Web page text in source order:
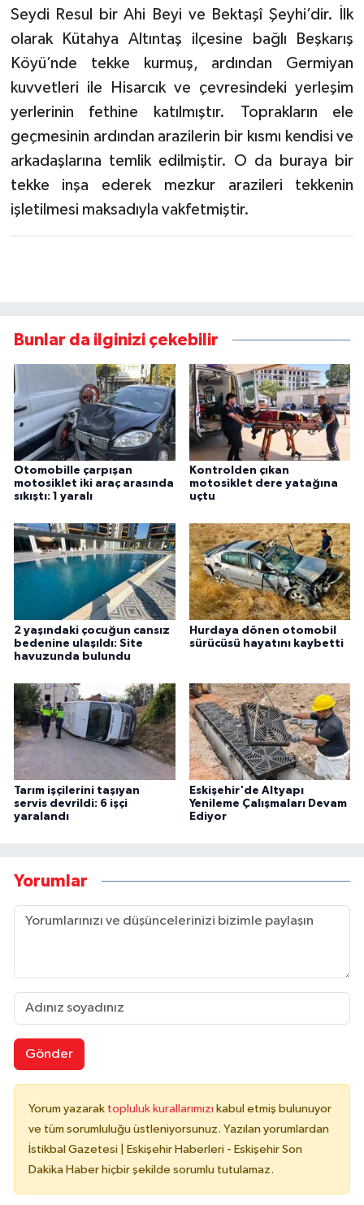
Seydi Resul bir Ahi Beyi ve Bektaşî Şeyhi’dir. İlk
olarak Kütahya Altıntaş ilçesine bağlı Beşkarış
Köyü’nde tekke kurmuş, ardından Germiyan
kuvvetleri ile Hisarcık ve çevresindeki yerleşim
yerlerinin fethine katılmıştır. Toprakların ele
geçmesinin ardından arazilerin bir kısmı kendisi ve
arkadaşlarına temlik edilmiştir. O da buraya bir
tekke inşa ederek mezkur arazileri tekkenin
işletilmesi maksadıyla vakfetmiştir.
Bunlar da ilginizi çekebilir
Otomobille çarpışan
motosiklet iki araç arasında
sıkıştı: 1 yaralı
Kontrolden çıkan
motosiklet dere yatağına
uçtu
2 yaşındaki çocuğun cansız
bedenine ulaşıldı: Site
havuzunda bulundu
Hurdaya dönen otomobil
sürücüsü hayatını kaybetti
Tarım işçilerini taşıyan
servis devrildi: 6 işçi
yaralandı
Eskişehir'de Altyapı
Yenileme Çalışmaları Devam
Ediyor
Yorumlar
Gönder
Yorum yazarak topluluk kurallarımızı kabul etmiş bulunuyor
ve tüm sorumluluğu üstleniyorsunuz. Yazılan yorumlardan
İstikbal Gazetesi | Eskişehir Haberleri - Eskişehir Son
Dakika Haber hiçbir şekilde sorumlu tutulamaz.